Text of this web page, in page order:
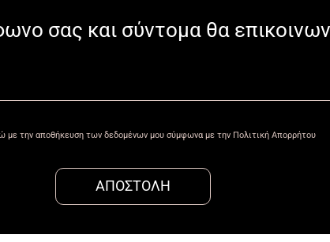
σας και σύντομα θα
με την αποθήκευση των δεδομένων μου σύμφωνα με την Πολιτική Απορρήτου
ΑΠΟΣΤΟΛΗ